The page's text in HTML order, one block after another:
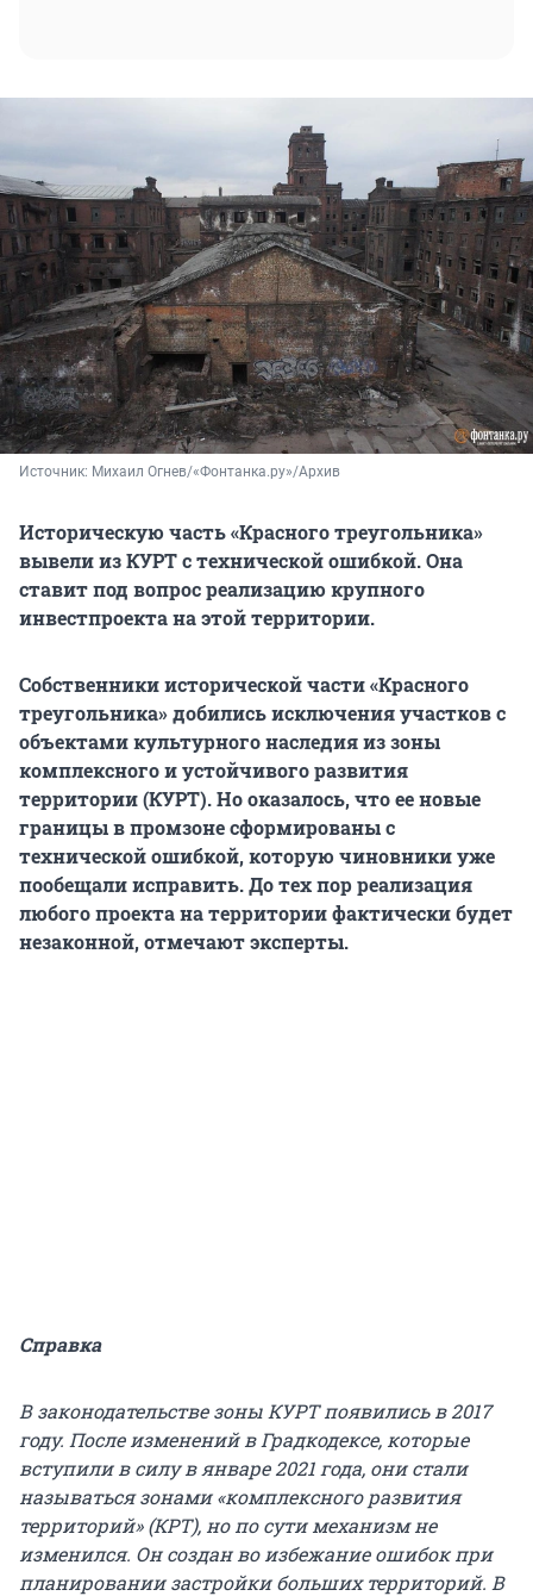
Источник: Михаил Огнев/«Фонтанка.ру»/Архив
Историческую часть «Красного треугольника»
вывели из КУРТ с технической ошибкой. Она
ставит под вопрос реализацию крупного
инвестпроекта на этой территории.
Собственники исторической части «Красного
треугольника» добились исключения участков с
объектами культурного наследия из зоны
комплексного и устойчивого развития
территории (КУРТ). Но оказалось, что ее новые
границы в промзоне сформированы с
технической ошибкой, которую чиновники уже
пообещали исправить. До тех пор реализация
любого проекта на территории фактически будет
незаконной, отмечают эксперты.
Справка
В законодательстве зоны КУРТ появились в 2017
году. После изменений в Градкодексе, которые
вступили в силу в январе 2021 года, они стали
называться зонами «комплексного развития
территорий» (КРТ), но по сути механизм не
изменился. Он создан во избежание ошибок при
планировании застройки больших территорий. В